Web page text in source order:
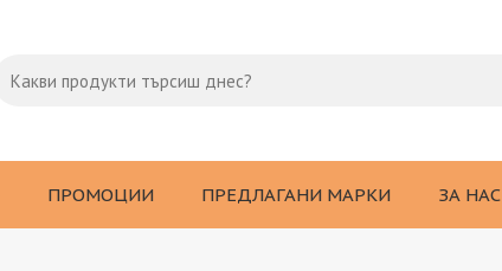
ПРОМОЦИИ ПРЕДЛАГАНИ МАРКИ ЗА НАС